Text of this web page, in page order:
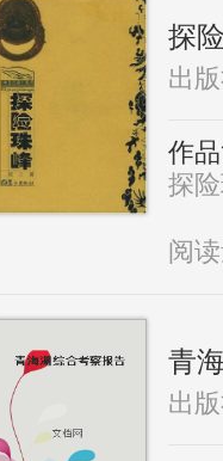
探
出
作
探
阅
青
出